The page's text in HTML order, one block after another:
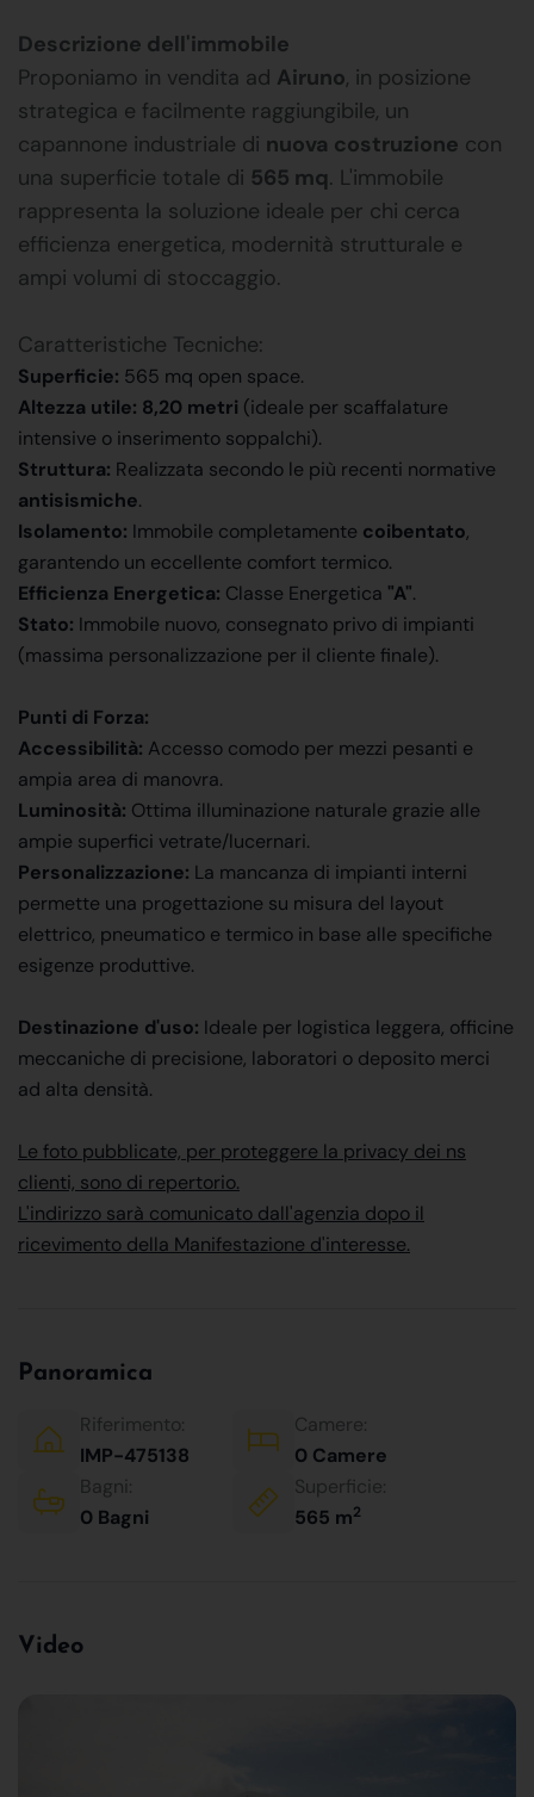
Descrizione dell'immobile
Proponiamo in vendita ad Airuno, in posizione
strategica e facilmente raggiungibile, un
capannone industriale di nuova costruzione con
una superficie totale di 565 mq. L'immobile
rappresenta la soluzione ideale per chi cerca
efficienza energetica, modernità strutturale e
ampi volumi di stoccaggio.
Caratteristiche Tecniche:
Superficie: 565 mq open space.
Altezza utile: 8,20 metri (ideale per scaffalature
intensive o inserimento soppalchi).
Struttura: Realizzata secondo le più recenti normative
antisismiche.
Isolamento: Immobile completamente coibentato,
garantendo un eccellente comfort termico.
Efficienza Energetica: Classe Energetica "A".
Stato: Immobile nuovo, consegnato privo di impianti
(massima personalizzazione per il cliente finale).
Punti di Forza:
Accessibilità: Accesso comodo per mezzi pesanti e
ampia area di manovra.
Luminosità: Ottima illuminazione naturale grazie alle
ampie superfici vetrate/lucernari.
Personalizzazione: La mancanza di impianti interni
permette una progettazione su misura del layout
elettrico, pneumatico e termico in base alle specifiche
esigenze produttive.
Destinazione d'uso: Ideale per logistica leggera, officine
meccaniche di precisione, laboratori o deposito merci
ad alta densità.
Le foto pubblicate, per proteggere la privacy dei ns
clienti, sono di repertorio.
L'indirizzo sarà comunicato dall'agenzia dopo il
ricevimento della Manifestazione d'interesse.
Panoramica
Riferimento:
IMP-475138
Camere:
0 Camere
Bagni:
0 Bagni
Superficie:
565 m2
Video